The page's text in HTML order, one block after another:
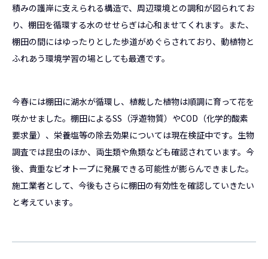
積みの護岸に支えられる構造で、周辺環境との調和が図られてお
り、棚田を循環する水のせせらぎは心和ませてくれます。また、
棚田の間にはゆったりとした歩道がめぐらされており、動植物と
ふれあう環境学習の場としても最適です。
今春には棚田に湖水が循環し、植裁した植物は順調に育って花を
咲かせました。棚田によるSS（浮遊物質）やCOD（化学的酸素
要求量）、栄養塩等の除去効果については現在検証中です。生物
調査では昆虫のほか、両生類や魚類なども確認されています。今
後、貴重なビオトープに発展できる可能性が膨らんできました。
施工業者として、今後もさらに棚田の有効性を確認していきたい
と考えています。